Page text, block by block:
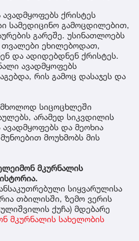
ავადმყოფებს ქრისტეს
სამედიცინო გამოცდილებით,
გარეშე. უსინათლოებს
თვალები ეხილებოდათ,
და ადიდებდნენ ქრისტეს.
ავადმყოფებს
რის გამოც დასაჯეს და
მხოლოდ სიცოცხლეში
არამედ სიკვდილის
ავადმყოფებს და მეოხია
მოუხმობს მის
მკურნალის
სიყვარულისა
თბილისში, ზემო ვერის
ქუჩა) მდებარე
მკურნალის სახელობის